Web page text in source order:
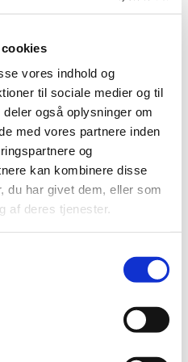
vores indhold og
til sociale medier og til
også oplysninger om
med vores partnere inden
og
kan kombinere disse
du har givet dem, eller som
af deres tjenester.
Sogns
med
sognepostkassen.
lyse lokaler.